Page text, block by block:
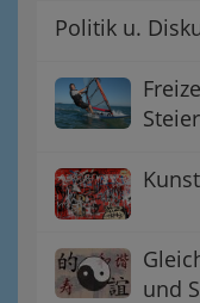
Politik u.
und